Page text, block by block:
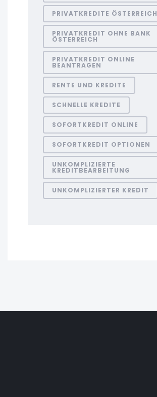
PRIVATKREDITE ÖSTERREICH
PRIVATKREDIT OHNE BANK
ÖSTERREICH
PRIVATKREDIT ONLINE
BEANTRAGEN
RENTE UND KREDITE
SCHNELLE KREDITE
SOFORTKREDIT ONLINE
SOFORTKREDIT OPTIONEN
UNKOMPLIZIERTE
KREDITBEARBEITUNG
UNKOMPLIZIERTER KREDIT